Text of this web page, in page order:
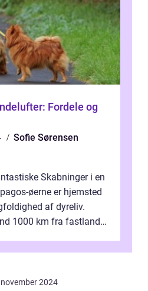
Fordele og
Sofie Sørensen
Skabninger i en
øerne er hjemsted
af dyreliv.
1000 km fra fastlandet
2024